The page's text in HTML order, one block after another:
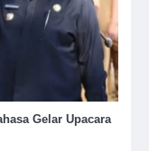
Gelar Upacara